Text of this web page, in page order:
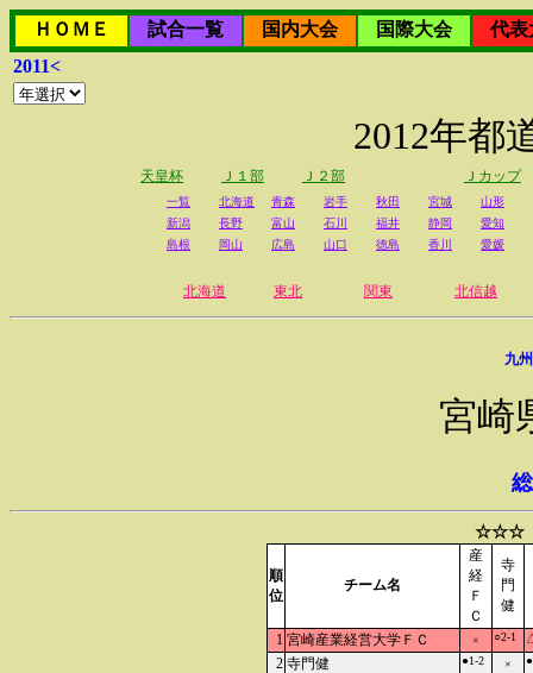
ＨＯＭＥ 試合一覧 国内大会 国際大会
代表
2011<
2012年都
天皇杯 Ｊ１部 Ｊ２部 Ｊカップ
一覧 北海道 青森 岩手 秋田 宮城
山形
新潟
長野 富山 石川 福井 静岡
愛知
島根
岡山 広島 山口 徳島 香川 愛媛
北海道 東北 関東 北信越
九
宮崎
☆☆☆
順
位
チーム名
産
経
Ｆ
Ｃ
寺
門
健
1 宮崎産業経営大学ＦＣ × ○2-1
2 寺門健 ●1-2 ×